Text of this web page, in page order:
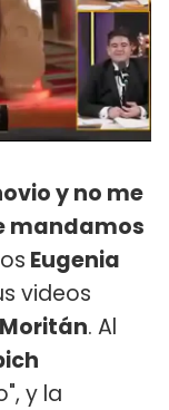
y no me
mandamos
Eugenia
videos
. Al
y la